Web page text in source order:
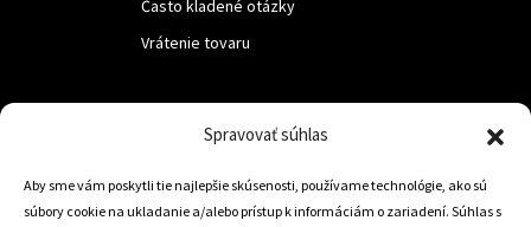
Spravovať súhlas
Aby sme vám poskytli tie najlepšie skúsenosti, používame technológie, ako sú
súbory cookie na ukladanie a/alebo prístup k informáciám o zariadení. Súhlas s
Často kladené otázky
Vrátenie tovaru
Trstená 02801